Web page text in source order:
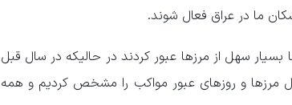
ما در عراق فعال شوند.
سهل از مرزها عبور کردند در حالیکه در سال قبل
مرزها و روزهای عبور مواکب را مشخص کردیم و همه